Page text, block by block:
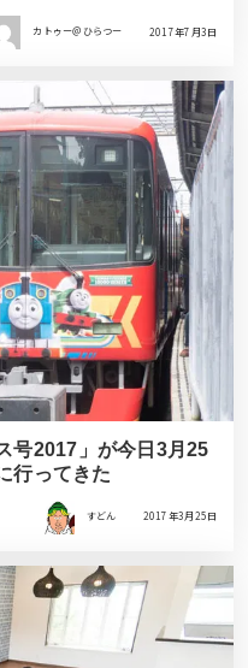
カトゥー＠ひらつー 2017年7月3日
号2017」が今日3月25
行ってきた
すどん 2017年3月25日